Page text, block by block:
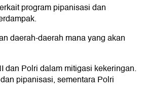
program pipanisasi dan
daerah-daerah mana yang akan
dan Polri dalam mitigasi kekeringan.
pipanisasi, sementara Polri